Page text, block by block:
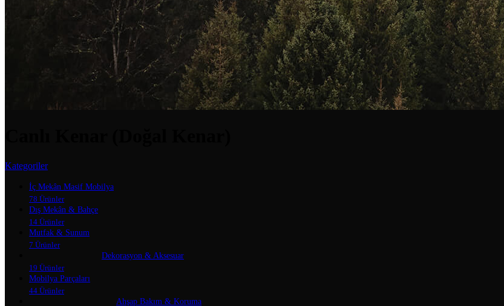
Kategoriler
İç Mekân Masif Mobilya
78 Ürünler
Dış Mekân & Bahçe
14 Ürünler
Mutfak & Sunum
7 Ürünler
Dekorasyon & Aksesuar
19 Ürünler
Mobilya Parçaları
44 Ürünler
Ahşap Bakım & Koruma